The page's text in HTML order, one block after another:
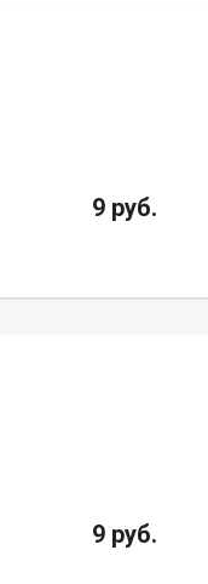
9 руб.
9 руб.